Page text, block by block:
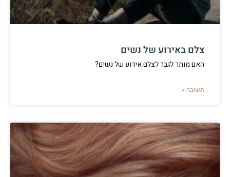
צלם באירוע של נשים
האם מותר לגבר לצלם אירוע של נשים?
תשובה »